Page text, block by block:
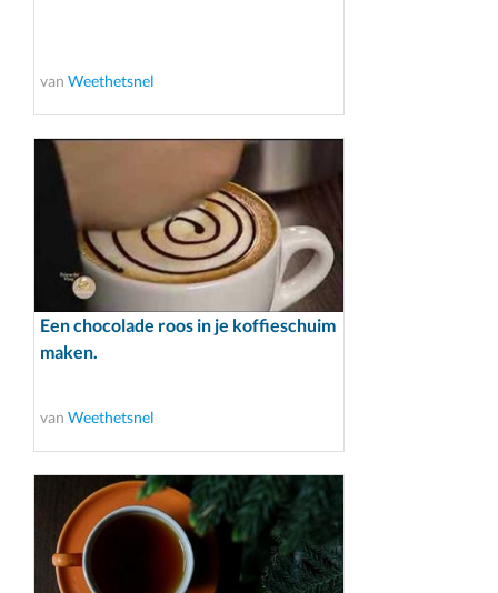
van Weethetsnel
Een chocolade roos in je koffieschuim
maken.
van Weethetsnel